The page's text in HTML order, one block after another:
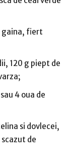
gaina, fiert
120 g piept de
4 oua de
si dovlecei,
de